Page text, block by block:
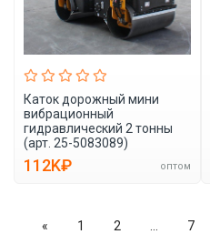
Каток дорожный мини
вибрационный
гидравлический 2 тонны
(арт. 25-5083089)
112K₽ оптом
« 1 2 7